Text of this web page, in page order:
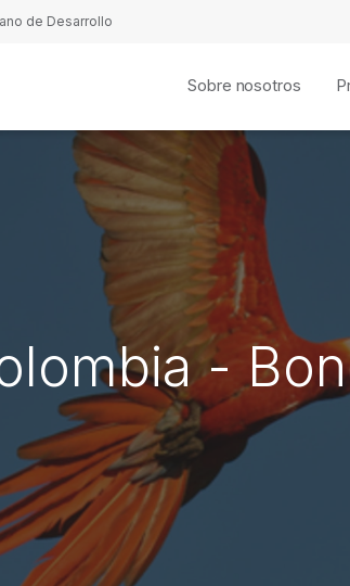
de Desarrollo
Sobre nosotros
-